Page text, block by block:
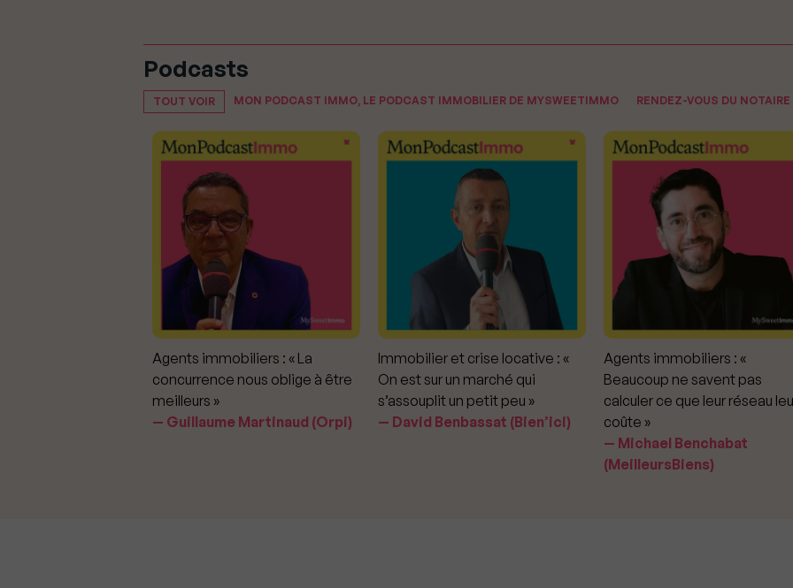
Podcasts
TOUT VOIR MON PODCAST IMMO, LE PODCAST IMMOBILIER DE MYSWEETIMMO RENDEZ-VOUS DU NOTAIRE
Agents immobiliers : « La
concurrence nous oblige à être
meilleurs »
Guillaume Martinaud (Orpi)
Immobilier et crise locative : «
On est sur un marché qui
s’assouplit un petit peu »
David Benbassat (Bien’ici)
Agents immobiliers : «
Beaucoup ne savent pas
calculer ce que leur réseau
coûte »
Michael Benchabat
(MeilleursBiens)